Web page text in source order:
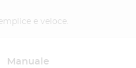
e veloce.
Manuale